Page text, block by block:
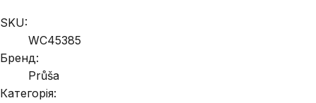
SKU:
WC45385
Бренд:
Průša
Категорія: